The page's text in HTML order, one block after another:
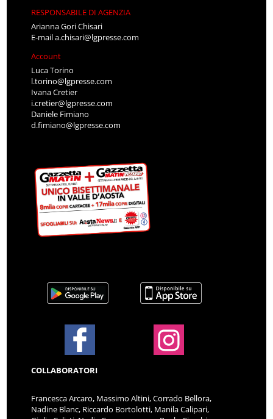
RESPONSABILE DI AGENZIA
Arianna Gori Chisari
E-maila.chisari@lgpresse.com
Account
Luca Torino
l.torino@lgpresse.com
Ivana Cretier
i.cretier@lgpresse.com
Daniele Fimiano
d.fimiano@lgpresse.com
COLLABORATORI
Francesca Arcaro, Massimo Altini, Corrado Bellora,
Nadine Blanc, Riccardo Bortolotti, Manila Calipari,